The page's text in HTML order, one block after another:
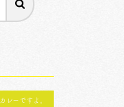
カレーですよ。